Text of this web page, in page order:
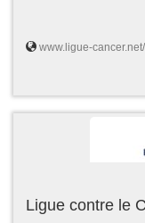
www.ligue-
Ligue contre le